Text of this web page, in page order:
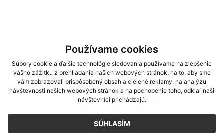
Používame cookies
Súbory cookie a ďalšie technológie sledovania používame na zlepšenie
vášho zážitku z prehliadania našich webových stránok, na to, aby sme
vám zobrazovali prispôsobený obsah a cielené reklamy, na analýzu
návštevnosti našich webových stránok a na pochopenie toho, odkiaľ naši
návštevníci prichádzajú.
SÚHLASÍM
Zmluva o budúcej kúpnej zmluve
zobraziť ďalšie